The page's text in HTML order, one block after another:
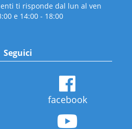
ti risponde dal lun al ven
e 14:00 - 18:00
Seguici
facebook